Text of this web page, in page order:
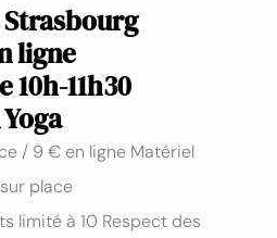
ligne
10h-11h30
/ 9 € en ligne Matériel
place
limité à 10 Respect des